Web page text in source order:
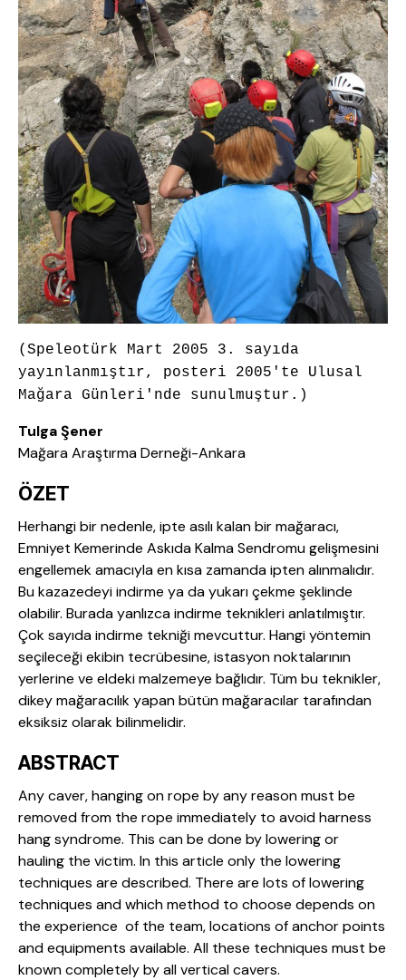
(Speleotürk Mart 2005 3. sayıda
yayınlanmıştır, posteri 2005'te Ulusal
Mağara Günleri'nde sunulmuştur.)
Tulga Şener
Mağara Araştırma Derneği-Ankara
ÖZET
Herhangi bir nedenle, ipte asılı kalan bir mağaracı,
Emniyet Kemerinde Askıda Kalma Sendromu gelişmesini
engellemek amacıyla en kısa zamanda ipten alınmalıdır.
Bu kazazedeyi indirme ya da yukarı çekme şeklinde
olabilir. Burada yanlızca indirme teknikleri anlatılmıştır.
Çok sayıda indirme tekniği mevcuttur. Hangi yöntemin
seçileceği ekibin tecrübesine, istasyon noktalarının
yerlerine ve eldeki malzemeye bağlıdır. Tüm bu teknikler,
dikey mağaracılık yapan bütün mağaracılar tarafından
eksiksiz olarak bilinmelidir.
ABSTRACT
Any caver, hanging on rope by any reason must be
removed from the rope immediately to avoid harness
hang syndrome. This can be done by lowering or
hauling the victim. In this article only the lowering
techniques are described. There are lots of lowering
techniques and which method to choose depends on
the experience of the team, locations of anchor points
and equipments available. All these techniques must be
known completely by all vertical cavers.